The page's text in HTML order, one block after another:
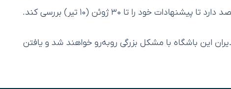
خود را تا ۳۰ ژوئن (۱۰ تیر) بررسی کند.
این باشگاه با مشکل بزرگی روبه‌رو خواهند شد و یافتن